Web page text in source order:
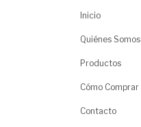
Inicio
Quiénes Somos
Productos
Cómo Comprar
Contacto